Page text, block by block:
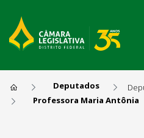
Deputados
Professora Maria Antônia